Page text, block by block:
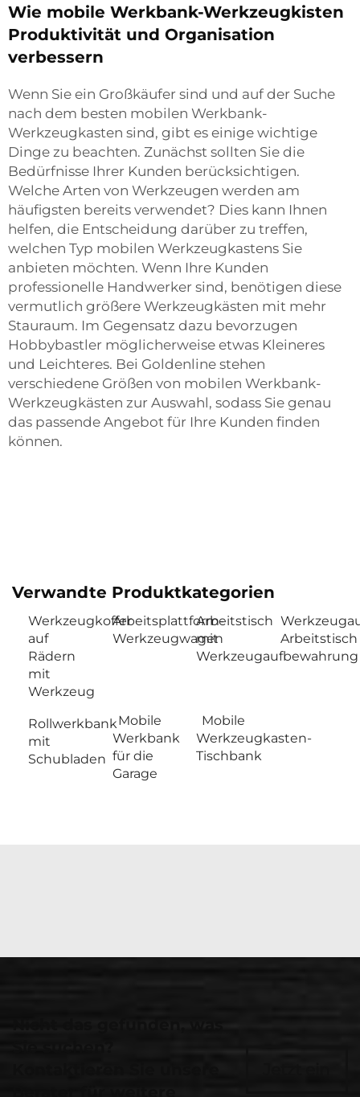
Wie mobile Werkbank-Werkzeugkisten
Produktivität und Organisation
verbessern
Wenn Sie ein Großkäufer sind und auf der Suche
nach dem besten mobilen Werkbank-
Werkzeugkasten sind, gibt es einige wichtige
Dinge zu beachten. Zunächst sollten Sie die
Bedürfnisse Ihrer Kunden berücksichtigen.
Welche Arten von Werkzeugen werden am
häufigsten bereits verwendet? Dies kann Ihnen
helfen, die Entscheidung darüber zu treffen,
welchen Typ mobilen Werkzeugkastens Sie
anbieten möchten. Wenn Ihre Kunden
professionelle Handwerker sind, benötigen diese
vermutlich größere Werkzeugkästen mit mehr
Stauraum. Im Gegensatz dazu bevorzugen
Hobbybastler möglicherweise etwas Kleineres
und Leichteres. Bei Goldenline stehen
verschiedene Größen von mobilen Werkbank-
Werkzeugkästen zur Auswahl, sodass Sie genau
das passende Angebot für Ihre Kunden finden
können.
Verwandte Produktkategorien
Werkzeugkoffer
auf
Rädern
mit
Werkzeug
Arbeitsplattform-
Werkzeugwagen
Arbeitstisch
mit
Werkzeugaufbewahrung
Arbeitstisch
Rollwerkbank
mit
Schubladen
Mobile
Werkbank
für die
Garage
Mobile
Werkzeugkasten-
Tischbank